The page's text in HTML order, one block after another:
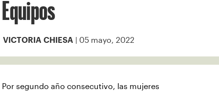
Equipos
VICTORIA CHIESA | 05 mayo, 2022
Por segundo año consecutivo, las mujeres